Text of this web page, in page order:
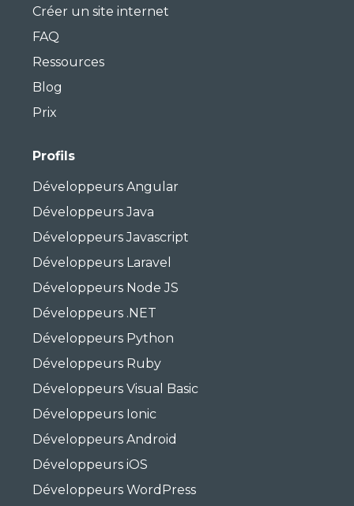
Créer un site internet
FAQ
Ressources
Blog
Prix
Profils
Développeurs Angular
Développeurs Java
Développeurs Javascript
Développeurs Laravel
Développeurs Node JS
Développeurs .NET
Développeurs Python
Développeurs Ruby
Développeurs Visual Basic
Développeurs Ionic
Développeurs Android
Développeurs iOS
Développeurs WordPress